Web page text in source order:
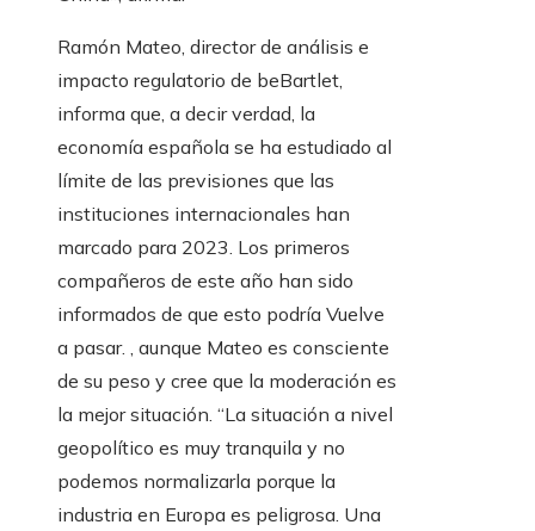
Ramón Mateo, director de análisis e
impacto regulatorio de beBartlet,
informa que, a decir verdad, la
economía española se ha estudiado al
límite de las previsiones que las
instituciones internacionales han
marcado para 2023. Los primeros
compañeros de este año han sido
informados de que esto podría Vuelve
a pasar. , aunque Mateo es consciente
de su peso y cree que la moderación es
la mejor situación. “La situación a nivel
geopolítico es muy tranquila y no
podemos normalizarla porque la
industria en Europa es peligrosa. Una